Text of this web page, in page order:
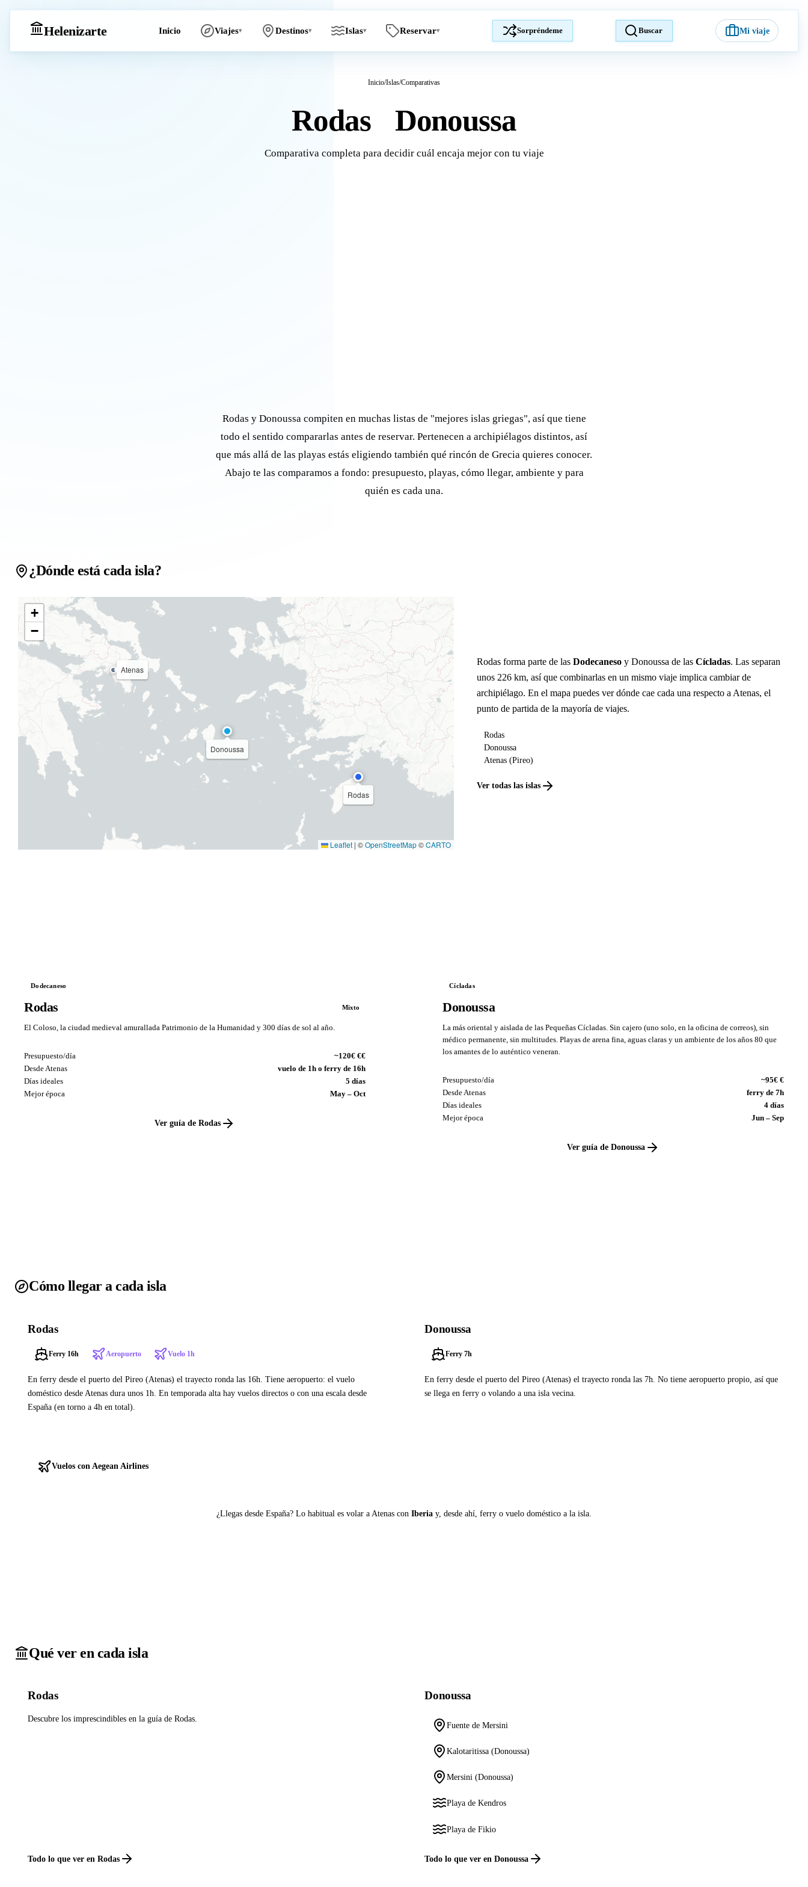
Helenizarte Inicio Viajes▾ Destinos▾ Islas▾ Reservar▾ Sorpréndeme Buscar Mi viaje
Inicio/Islas/Comparativas
Rodas Donoussa
Comparativa completa para decidir cuál encaja mejor con tu viaje
Rodas y Donoussa compiten en muchas listas de "mejores islas griegas", así que tiene
todo el sentido compararlas antes de reservar. Pertenecen a archipiélagos distintos, así
que más allá de las playas estás eligiendo también qué rincón de Grecia quieres conocer.
Abajo te las comparamos a fondo: presupuesto, playas, cómo llegar, ambiente y para
quién es cada una.
¿Dónde está cada isla?
Rodas
Donoussa
Atenas
+
−
Leaflet | ©OpenStreetMap©CARTO
Rodas forma parte de lasDodecaneso y Donoussa de lasCícladas. Las separan
unos 226 km, así que combinarlas en un mismo viaje implica cambiar de
archipiélago. En el mapa puedes ver dónde cae cada una respecto a Atenas, el
punto de partida de la mayoría de viajes.
Rodas
Donoussa
Atenas (Pireo)
Ver todas las islas
Dodecaneso
Rodas Mixto
El Coloso, la ciudad medieval amurallada Patrimonio de la Humanidad y 300 días de sol al año.
Presupuesto/día
~120€ €€
Desde Atenas
vuelo de 1h o ferry de 16h
Días ideales
5 días
Mejor época
May – Oct
Ver guía de Rodas
Cícladas
Donoussa
La más oriental y aislada de las Pequeñas Cícladas. Sin cajero (uno solo, en la oficina de correos), sin
médico permanente, sin multitudes. Playas de arena fina, aguas claras y un ambiente de los años 80 que
los amantes de lo auténtico veneran.
Presupuesto/día
~95€ €
Desde Atenas
ferry de 7h
Días ideales
4 días
Mejor época
Jun – Sep
Ver guía de Donoussa
Cómo llegar a cada isla
Rodas
Ferry 16h Aeropuerto Vuelo 1h
En ferry desde el puerto del Pireo (Atenas) el trayecto ronda las 16h. Tiene aeropuerto: el vuelo
doméstico desde Atenas dura unos 1h. En temporada alta hay vuelos directos o con una escala desde
España (en torno a 4h en total).
Vuelos con Aegean Airlines
Donoussa
Ferry 7h
En ferry desde el puerto del Pireo (Atenas) el trayecto ronda las 7h. No tiene aeropuerto propio, así que
se llega en ferry o volando a una isla vecina.
¿Llegas desde España? Lo habitual es volar a Atenas con Iberia y, desde ahí, ferry o vuelo doméstico a la isla.
Qué ver en cada isla
Rodas
Descubre los imprescindibles en la guía de Rodas.
Todo lo que ver en Rodas
Donoussa
Fuente de Mersini
Kalotaritissa (Donoussa)
Mersini (Donoussa)
Playa de Kendros
Playa de Fikio
Todo lo que ver en Donoussa